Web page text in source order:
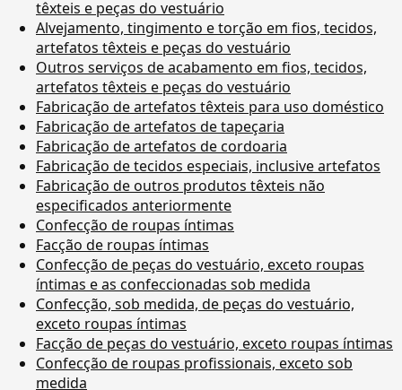
têxteis e peças do vestuário
Alvejamento, tingimento e torção em fios, tecidos,
artefatos têxteis e peças do vestuário
Outros serviços de acabamento em fios, tecidos,
artefatos têxteis e peças do vestuário
Fabricação de artefatos têxteis para uso doméstico
Fabricação de artefatos de tapeçaria
Fabricação de artefatos de cordoaria
Fabricação de tecidos especiais, inclusive artefatos
Fabricação de outros produtos têxteis não
especificados anteriormente
Confecção de roupas íntimas
Facção de roupas íntimas
Confecção de peças do vestuário, exceto roupas
íntimas e as confeccionadas sob medida
Confecção, sob medida, de peças do vestuário,
exceto roupas íntimas
Facção de peças do vestuário, exceto roupas íntimas
Confecção de roupas profissionais, exceto sob
medida